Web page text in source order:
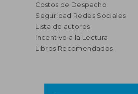
Costos de Despacho
Seguridad Redes Sociales
Lista de autores
Incentivo a la Lectura
Libros Recomendados